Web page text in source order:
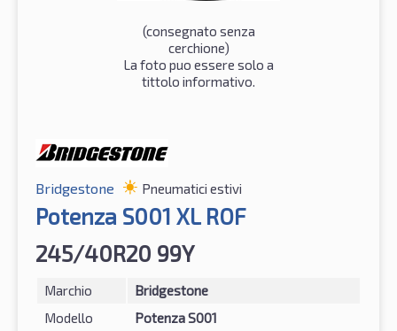
(consegnato senza
cerchione)
La foto puo essere solo a
tittolo informativo.
Bridgestone Pneumatici estivi
Potenza S001 XL ROF
245/40R20 99Y
Marchio
Bridgestone
Modello
Potenza S001